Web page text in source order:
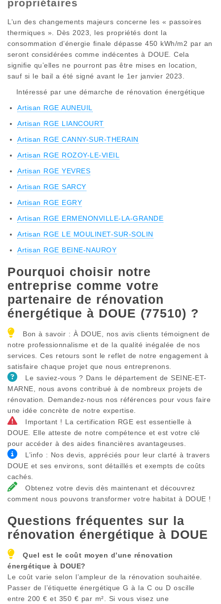
propriétaires
L’un des changements majeurs concerne les « passoires
thermiques ». Dès 2023, les propriétés dont la
consommation d’énergie finale dépasse 450 kWh/m2 par an
seront considérées comme indécentes à DOUE. Cela
signifie qu’elles ne pourront pas être mises en location,
sauf si le bail a été signé avant le 1er janvier 2023.
Intéressé par une démarche de rénovation énergétique
Artisan RGE AUNEUIL
Artisan RGE LIANCOURT
Artisan RGE CANNY-SUR-THERAIN
Artisan RGE ROZOY-LE-VIEIL
Artisan RGE YEVRES
Artisan RGE SARCY
Artisan RGE EGRY
Artisan RGE ERMENONVILLE-LA-GRANDE
Artisan RGE LE MOULINET-SUR-SOLIN
Artisan RGE BEINE-NAUROY
Pourquoi choisir notre
entreprise comme votre
partenaire de rénovation
énergétique à DOUE (77510) ?
Bon à savoir : À DOUE, nos avis clients témoignent de
notre professionnalisme et de la qualité inégalée de nos
services. Ces retours sont le reflet de notre engagement à
satisfaire chaque projet que nous entreprenons.
Le saviez-vous ? Dans le département de SEINE-ET-
MARNE, nous avons contribué à de nombreux projets de
rénovation. Demandez-nous nos références pour vous faire
une idée concrète de notre expertise.
Important ! La certification RGE est essentielle à
DOUE. Elle atteste de notre compétence et est votre clé
pour accéder à des aides financières avantageuses.
L’info : Nos devis, appréciés pour leur clarté à travers
DOUE et ses environs, sont détaillés et exempts de coûts
cachés.
Obtenez votre devis dès maintenant et découvrez
comment nous pouvons transformer votre habitat à DOUE !
Questions fréquentes sur la
rénovation énergétique à DOUE
Quel est le coût moyen d’une rénovation
énergétique à DOUE?
Le coût varie selon l’ampleur de la rénovation souhaitée.
Passer de l’étiquette énergétique G à la C ou D oscille
entre 200 € et 350 € par m². Si vous visez une